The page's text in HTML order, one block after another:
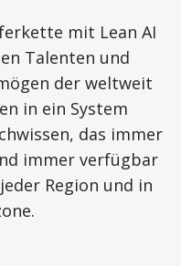
mit Lean AI
Talenten und
der weltweit
in ein System
das immer
immer verfügbar
Region und in